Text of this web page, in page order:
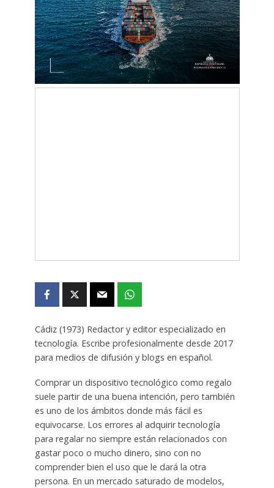
Cádiz (1973) Redactor y editor especializado en
tecnología. Escribe profesionalmente desde 2017
para medios de difusión y blogs en español.
Comprar un dispositivo tecnológico como regalo
suele partir de una buena intención, pero también
es uno de los ámbitos donde más fácil es
equivocarse. Los errores al adquirir tecnología
para regalar no siempre están relacionados con
gastar poco o mucho dinero, sino con no
comprender bien el uso que le dará la otra
persona. En un mercado saturado de modelos,